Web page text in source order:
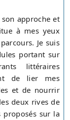
approche et
à mes yeux
Je suis
portant sur
littéraires
de lier mes
et de nourrir
deux rives de
proposés sur la